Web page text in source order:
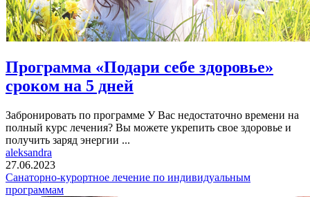
Программа «Подари себе здоровье»
сроком на 5 дней
Забронировать по программе У Вас недостаточно времени на
полный курс лечения? Вы можете укрепить свое здоровье и
получить заряд энергии ...
aleksandra
27.06.2023
Санаторно-курортное лечение по индивидуальным
программам